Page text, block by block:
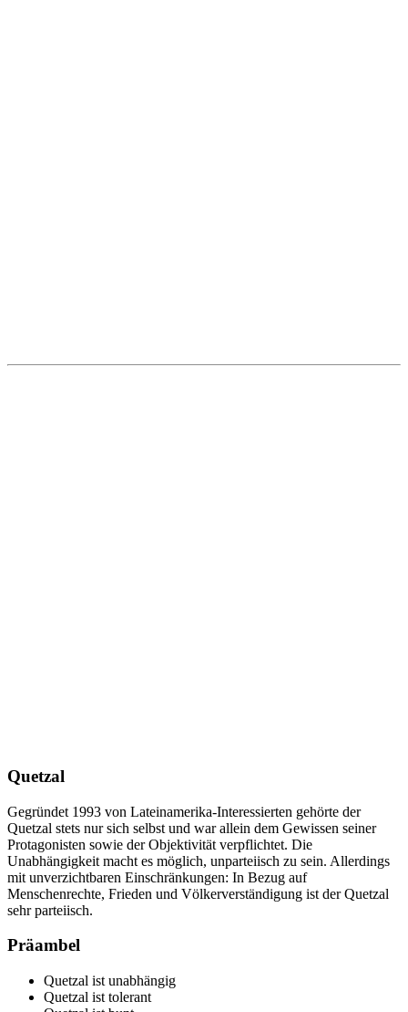
Quetzal
Gegründet 1993 von Lateinamerika-Interessierten gehörte der
Quetzal stets nur sich selbst und war allein dem Gewissen seiner
Protagonisten sowie der Objektivität verpflichtet. Die
Unabhängigkeit macht es möglich, unparteiisch zu sein. Allerdings
mit unverzichtbaren Einschränkungen: In Bezug auf
Menschenrechte, Frieden und Völkerverständigung ist der Quetzal
sehr parteiisch.
Präambel
Quetzal ist unabhängig
Quetzal ist tolerant